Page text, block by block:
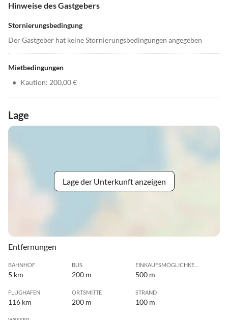
Hinweise des Gastgebers
Stornierungsbedingung
Der Gastgeber hat keine Stornierungsbedingungen angegeben
Mietbedingungen
• Kaution: 200,00 €
Lage
Lage der Unterkunft anzeigen
Entfernungen
BAHNHOF
5 km
BUS
200 m
EINKAUFSMÖGLICHKEIT
500 m
FLUGHAFEN
116 km
ORTSMITTE
200 m
STRAND
100 m